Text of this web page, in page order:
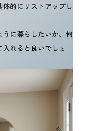
的にリストアップし
うに暮らしたいか、何
れると良いでしょ